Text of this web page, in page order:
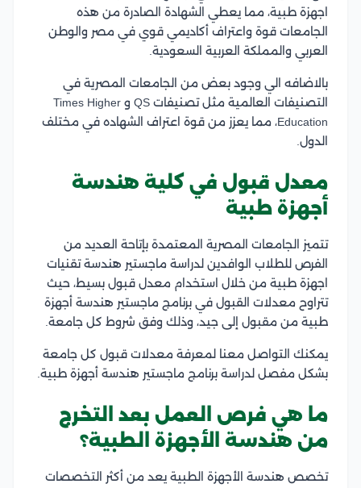
اجهزة طبية، مما يعطي الشهادة الصادرة من هذه
الجامعات قوة واعتراف أكاديمي قوي في مصر والوطن
العربي والمملكة العربية السعودية.
بالاضافه الي وجود بعض من الجامعات المصرية في
التصنيفات العالمية مثل تصنيفات QS و Times Higher
Education، مما يعزز من قوة اعتراف الشهاده في مختلف
الدول.
معدل قبول في كلية هندسة
أجهزة طبية
تتميز الجامعات المصرية المعتمدة بإتاحة العديد من
الفرص للطلاب الوافدين لدراسة ماجستير هندسة تقنيات
اجهزة طبية من خلال استخدام معدل قبول بسيط، حيث
تتراوح معدلات القبول في برنامج ماجستير هندسة أجهزة
طبية من مقبول إلى جيد، وذلك وفق شروط كل جامعة.
يمكنك التواصل معنا لمعرفة معدلات قبول كل جامعة
بشكل مفصل لدراسة برنامج ماجستير هندسة أجهزة طبية.
ما هي فرص العمل بعد التخرج
من هندسة الأجهزة الطبية؟
تخصص هندسة الأجهزة الطبية يعد من أكثر التخصصات